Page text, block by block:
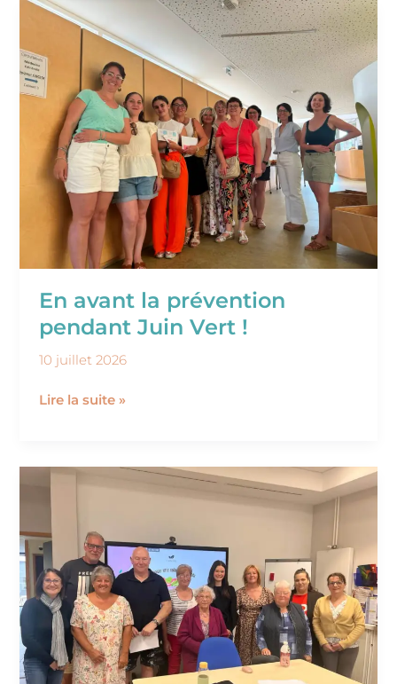
En avant la prévention
pendant Juin Vert !
10 juillet 2026
En
avant
la
prévention
pendant
Juin
Vert
Lire la suite »
Atelier
Composées
Équilibrées
»